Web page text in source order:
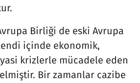
Birliği de eski Avrupa
içinde ekonomik,
krizlerle mücadele eden
Bir zamanlar cazibe